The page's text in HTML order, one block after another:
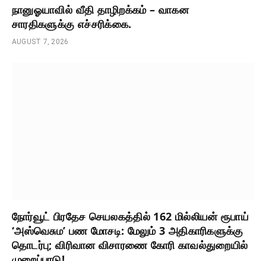
நானுஓயாவில் வீதி தாழிறக்கம் – வாகன
சாரதிகளுக்கு எச்சரிக்கை.
AUGUST 7, 2026
நோர்வூட் பிரதேச செயலகத்தில் 162 மில்லியன் ரூபாய்
‘அஸ்வெசும’ பண மோசடி: மேலும் 3 அதிகாரிகளுக்கு
தொடர்பு; விரிவான விசாரணை கோரி காவல்துறையில்